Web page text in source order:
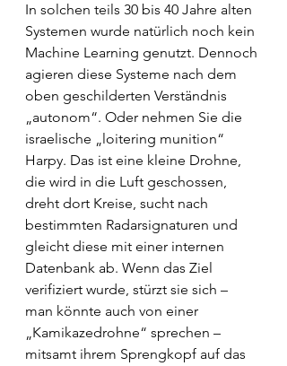
In solchen teils 30 bis 40 Jahre alten
Systemen wurde natürlich noch kein
Machine Learning genutzt. Dennoch
agieren diese Systeme nach dem
oben geschilderten Verständnis
„autonom“. Oder nehmen Sie die
israelische „loitering munition“
Harpy. Das ist eine kleine Drohne,
die wird in die Luft geschossen,
dreht dort Kreise, sucht nach
bestimmten Radarsignaturen und
gleicht diese mit einer internen
Datenbank ab. Wenn das Ziel
verifiziert wurde, stürzt sie sich –
man könnte auch von einer
„Kamikazedrohne“ sprechen –
mitsamt ihrem Sprengkopf auf das